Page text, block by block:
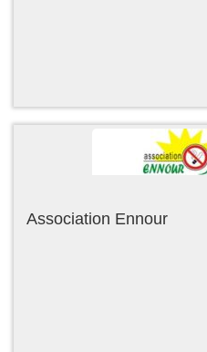
Association Ennour